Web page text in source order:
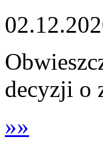
decyzji o
»»